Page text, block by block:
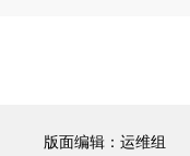
版面编辑：运维组